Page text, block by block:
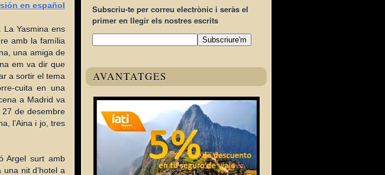
en español
Yasmina ens
amb la família
una amiga de
em va dir que
a sortir el tema
cuita en una
a Madrid va
de desembre
l’Aina i jo, tres
Argel surt amb
nit d’hotel a
Subscriu-te per correu electrònic i seràs el
primer en llegir els nostres escrits
AVANTATGES